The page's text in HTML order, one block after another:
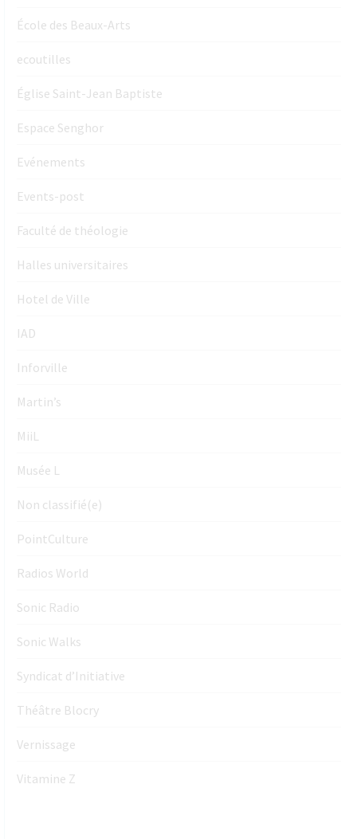
École des Beaux-Arts
ecoutilles
Église Saint-Jean Baptiste
Espace Senghor
Evénements
Events-post
Faculté de théologie
Halles universitaires
Hotel de Ville
IAD
Inforville
Martin’s
MiiL
Musée L
Non classifié(e)
PointCulture
Radios World
Sonic Radio
Sonic Walks
Syndicat d’Initiative
Théâtre Blocry
Vernissage
Vitamine Z